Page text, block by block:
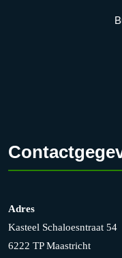
Adres
Kasteel Schaloesntraat 54
6222 TP Maastricht